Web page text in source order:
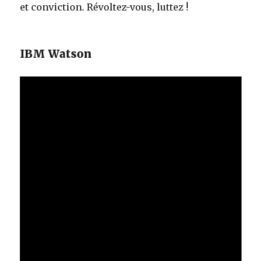
et conviction. Révoltez-vous, luttez !
IBM Watson